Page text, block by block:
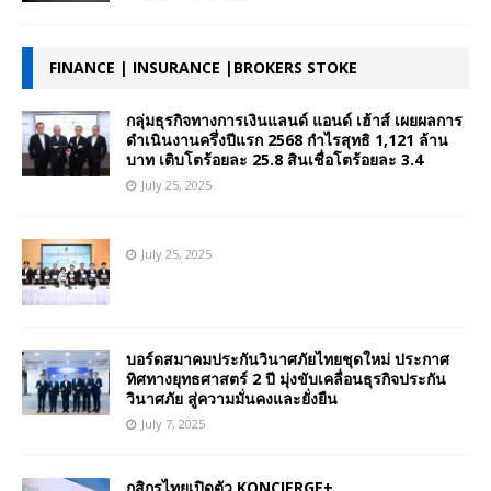
FINANCE | INSURANCE |BROKERS STOKE
กลุ่มธุรกิจทางการเงินแลนด์ แอนด์ เฮ้าส์ เผยผลการ
ดำเนินงานครึ่งปีแรก 2568 กำไรสุทธิ 1,121 ล้าน
บาท เติบโตร้อยละ 25.8 สินเชื่อโตร้อยละ 3.4
July 25, 2025
July 25, 2025
บอร์ดสมาคมประกันวินาศภัยไทยชุดใหม่ ประกาศ
ทิศทางยุทธศาสตร์ 2 ปี มุ่งขับเคลื่อนธุรกิจประกัน
วินาศภัย สู่ความมั่นคงและยั่งยืน
July 7, 2025